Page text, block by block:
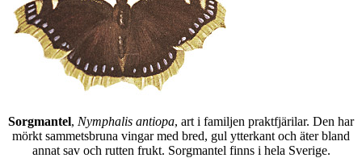
Sorgmantel, Nymphalis antiopa, art i familjen praktfjärilar. Den har
mörkt sammetsbruna vingar med bred, gul ytterkant och äter bland
annat sav och rutten frukt. Sorgmantel finns i hela Sverige.